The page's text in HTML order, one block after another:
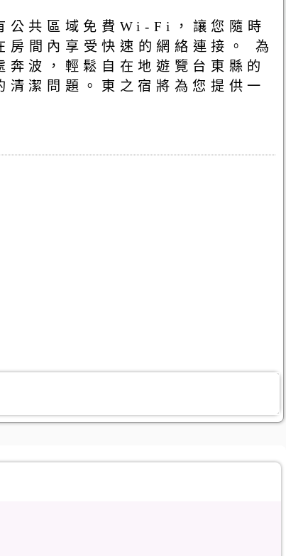
公共區域免費Wi-Fi，讓您隨時
間內享受快速的網絡連接。 為
波，輕鬆自在地遊覽台東縣的
潔問題。東之宿將為您提供一